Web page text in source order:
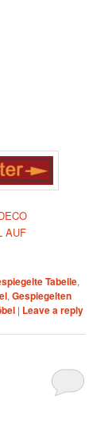
AUF
Tabelle,
,Gespiegelten
| Leave a reply